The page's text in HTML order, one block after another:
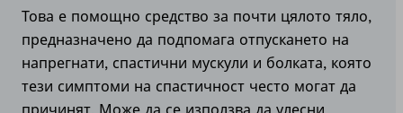
Това е помощно средство за почти цялото тяло,
предназначено да подпомага отпускането на
напрегнати, спастични мускули и болката, която
тези симптоми на спастичност често могат да